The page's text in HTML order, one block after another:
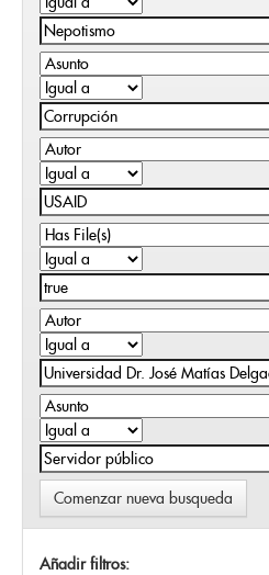
Comenzar nueva busqueda
Añadir filtros: